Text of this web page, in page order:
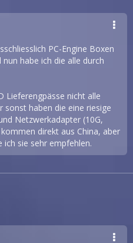
PC-Engine Boxen
nun habe ich die alle durch
Lieferengpässe nicht alle
sonst haben die eine riesige
Netzwerkadapter (10G,
direkt aus China, aber
sie sehr empfehlen.